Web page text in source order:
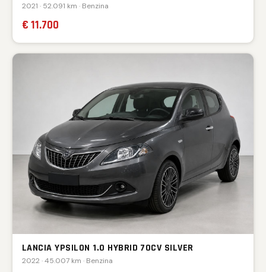
2021 · 52.091 km · Benzina
€ 11.700
LANCIA YPSILON 1.0 HYBRID 70CV SILVER
2022 · 45.007 km · Benzina